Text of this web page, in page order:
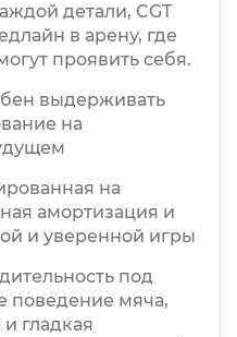
под
поведение мяча,
гладкая
на
амортизация и
и уверенной игры
выдерживать
на
детали, CGT
в арену, где
проявить себя.